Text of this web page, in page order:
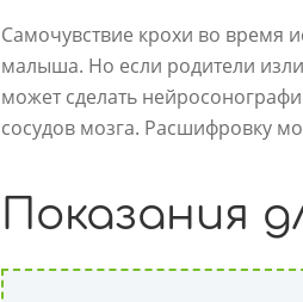
Самочувствие крохи во время
малыша. Но если родители
может сделать
сосудов мозга. Расшифровку
Показания